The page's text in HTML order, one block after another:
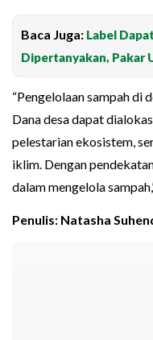
Baca Juga: Label
Dipertanyakan, Pakar
“Pengelolaan sampah di
Dana desa dapat
pelestarian ekosistem,
iklim. Dengan
dalam mengelola
Penulis: Natasha